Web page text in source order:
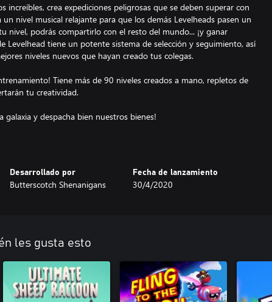
increíbles, crea expediciones peligrosas que se deben superar con
nivel musical relajante para que los demás Levelheads pasen un
nivel, podrás compartirlo con el resto del mundo... ¡y ganar
Levelhead tiene un potente sistema de selección y seguimiento, así
niveles nuevos que hayan creado tus colegas.
Tiene más de 90 niveles creados a mano, repletos de
tu creatividad.
Desarrollado por
Butterscotch Shenanigans
Fecha de lanzamiento
30/4/2020
les gusta esto